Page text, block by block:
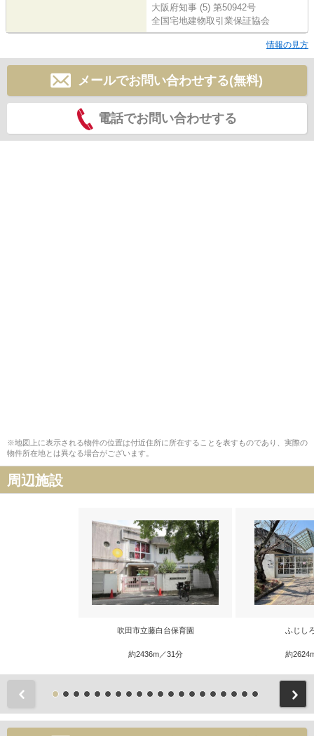
大阪府知事 (5) 第50942号
全国宅地建物取引業保証協会
情報の見方
メールでお問い合わせする(無料)
電話でお問い合わせする
※地図上に表示される物件の位置は付近住所に所在することを表すものであり、実際の
物件所在地とは異なる場合がございます。
周辺施設
吹田市立藤白台保育園
約2436m／31分
ふじし
約